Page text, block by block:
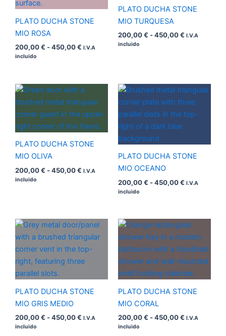
PLATO DUCHA STONE
MIO ROSA
200,00€ -450,00€ I.V.A
incluido
PLATO DUCHA STONE
MIO TURQUESA
200,00€ -450,00€ I.V.A
incluido
PLATO DUCHA STONE
MIO OLIVA
200,00€ -450,00€
Rango
precios:
desde
200,00 €
hasta
I.V.A
incluido
PLATO DUCHA STONE
MIO OCEANO
200,00€ -450,00€
Rango
precios:
desde
I.V.A
incluido
PLATO DUCHA STONE
MIO GRIS MEDIO
200,00€ -450,00€
Rango
de
precios:
desde
hasta
I.V.A
incluido
PLATO DUCHA STONE
MIO CORAL
200,00€ -450,00€
Rango
precios:
desde
200,00 €
hasta
450,00 €
I.V.A
incluido